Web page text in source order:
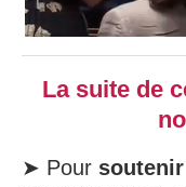
La suite de
➤ Pour